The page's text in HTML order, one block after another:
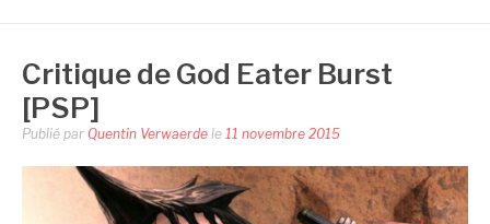
Critique de God Eater Burst
[PSP]
Publié par Quentin Verwaerde le 11 novembre 2015